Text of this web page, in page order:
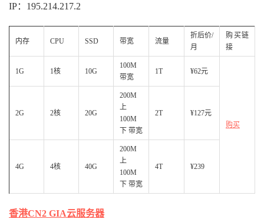
IP：195.214.217.2
内存 CPU SSD 带宽 流量
折后价/
月
购买链
接
1G 1核 10G
100M
带宽
1T ¥62元
购买
2G 2核 20G
200M
上
100M
下 带宽
2T ¥127元
4G 4核 40G
200M
上
100M
下 带宽
4T ¥239
香港CN2 GIA云服务器